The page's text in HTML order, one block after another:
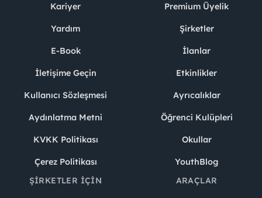
Kariyer
Yardım
E-Book
İletişime Geçin
Kullanıcı Sözleşmesi
Aydınlatma Metni
KVKK Politikası
Çerez Politikası
Premium Üyelik
Şirketler
İlanlar
Etkinlikler
Ayrıcalıklar
Öğrenci Kulüpleri
Okullar
YouthBlog
ŞIRKETLER İÇIN
ARAÇLAR